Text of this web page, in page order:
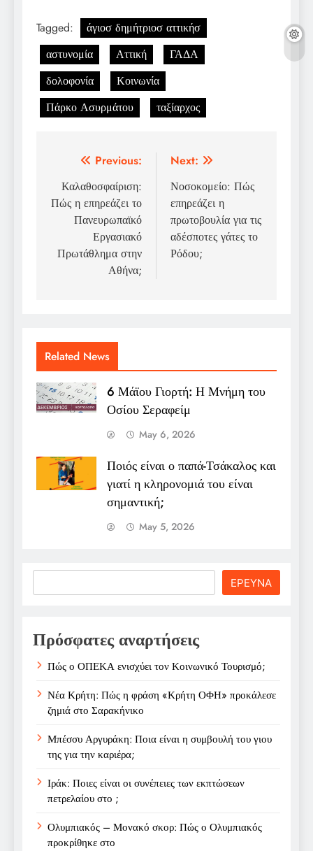
Tagged:
άγιοσ δημήτριοσ αττικήσ
αστυνομία
Αττική
ΓΑΔΑ
δολοφονία
Κοινωνία
Πάρκο Ασυρμάτου
ταξίαρχος
Post
navigation
Previous:
Καλαθοσφαίριση:
Πώς η επηρεάζει το
Πανευρωπαϊκό
Εργασιακό
Πρωτάθλημα στην
Αθήνα;
Next:
Νοσοκομείο: Πώς
επηρεάζει η
πρωτοβουλία για τις
αδέσποτες γάτες το
Ρόδου;
Related News
6 Μάϊου Γιορτή: Η Μνήμη του
Οσίου Σεραφείμ
May 6, 2026
Ποιός είναι ο παπά-Τσάκαλος και
γιατί η κληρονομιά του είναι
σημαντική;
May 5, 2026
ΕΡΕΥΝΑ
Πρόσφατες αναρτήσεις
Πώς ο ΟΠΕΚΑ ενισχύει τον Κοινωνικό Τουρισμό;
Νέα Κρήτη: Πώς η φράση «Κρήτη ΟΦΗ» προκάλεσε
ζημιά στο Σαρακήνικο
Μπέσσυ Αργυράκη: Ποια είναι η συμβουλή του γιου
της για την καριέρα;
Ιράκ: Ποιες είναι οι συνέπειες των εκπτώσεων
πετρελαίου στο ;
Ολυμπιακός – Μονακό σκορ: Πώς ο Ολυμπιακός
προκρίθηκε στο